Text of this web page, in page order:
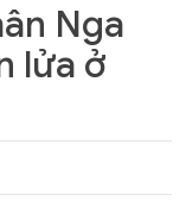
Nga
lửa ở